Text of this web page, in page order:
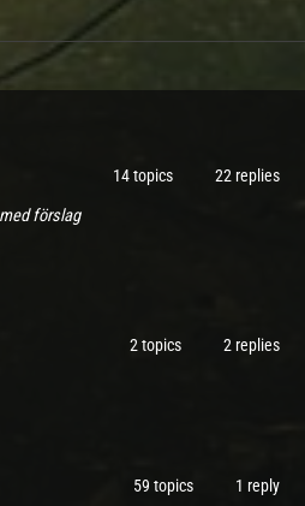
förslag
14 topics 22 replies
2 topics 2 replies
59 topics 1 reply